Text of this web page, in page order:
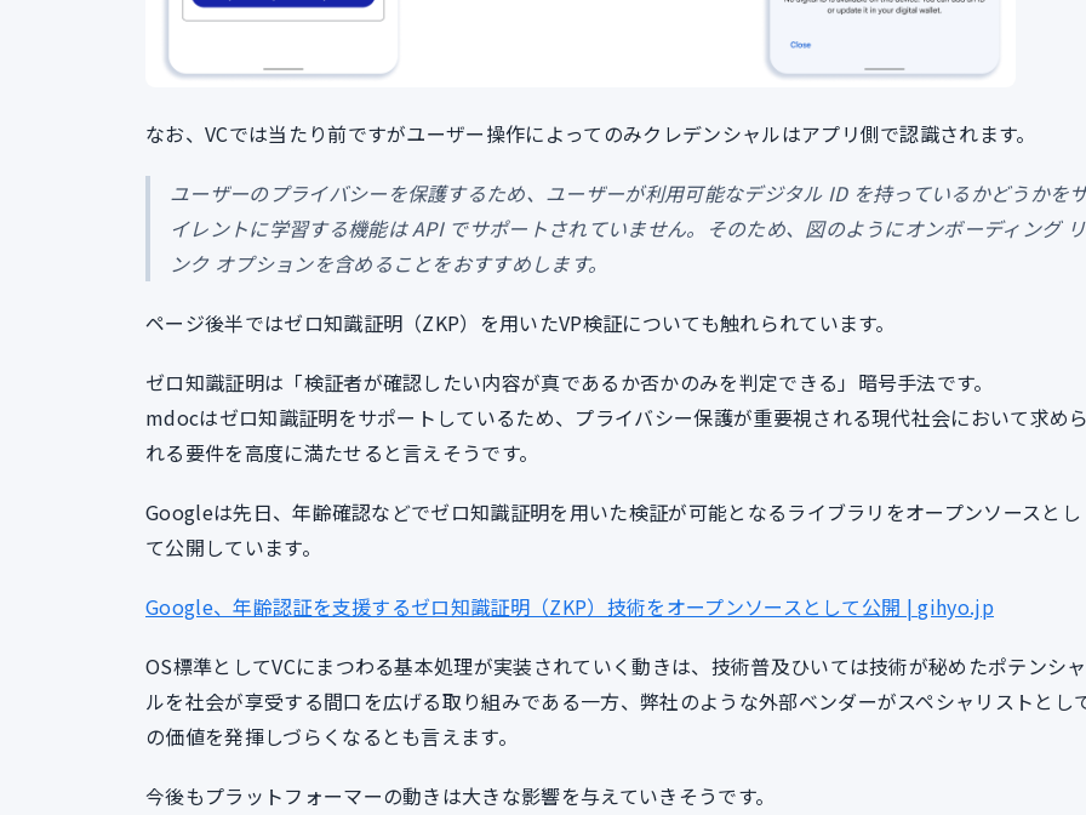
なお、VCでは当たり前ですがユーザー操作によってのみクレデンシャルはアプリ側で認識されます。
ユーザーのプライバシーを保護するため、ユーザーが利用可能なデジタル ID を持っているかどうかを
イレントに学習する機能は API でサポートされていません。そのため、図のようにオンボーディング リ
ンク オプションを含めることをおすすめします。
ページ後半ではゼロ知識証明（ZKP）を用いたVP検証についても触れられています。
ゼロ知識証明は「検証者が確認したい内容が真であるか否かのみを判定できる」暗号手法です。
mdocはゼロ知識証明をサポートしているため、プライバシー保護が重要視される現代社会において求め
れる要件を高度に満たせると言えそうです。
Googleは先日、年齢確認などでゼロ知識証明を用いた検証が可能となるライブラリをオープンソースとし
て公開しています。
Google、年齢認証を支援するゼロ知識証明（ZKP）技術をオープンソースとして公開 | gihyo.jp
OS標準としてVCにまつわる基本処理が実装されていく動きは、技術普及ひいては技術が秘めたポテンシャ
ルを社会が享受する間口を広げる取り組みである一方、弊社のような外部ベンダーがスペシャリストとし
の価値を発揮しづらくなるとも言えます。
今後もプラットフォーマーの動きは大きな影響を与えていきそうです。